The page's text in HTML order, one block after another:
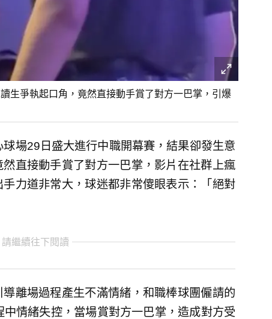
生爭執起口角，竟然直接動手賞了對方一巴掌，引爆
場29日盛大進行中職開幕賽，結果卻發生意
直接動手賞了對方一巴掌，影片在社群上瘋
力道非常大，球迷都非常傻眼表示：「絕對
繼續往下閱讀
離場過程產生不滿情緒，和職棒球團僱請的
情緒失控，當場賞對方一巴掌，造成對方受